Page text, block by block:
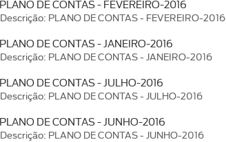
PLANO DE CONTAS - FEVEREIRO-2016
Descrição: PLANO DE CONTAS - FEVEREIRO-2016
PLANO DE CONTAS - JANEIRO-2016
Descrição: PLANO DE CONTAS - JANEIRO-2016
PLANO DE CONTAS - JULHO-2016
Descrição: PLANO DE CONTAS - JULHO-2016
PLANO DE CONTAS - JUNHO-2016
Descrição: PLANO DE CONTAS - JUNHO-2016